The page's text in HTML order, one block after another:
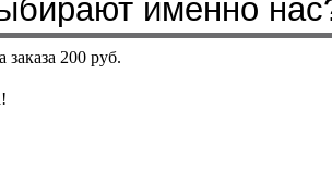
50sbit@krep62.ru
200 руб.
мы
именно